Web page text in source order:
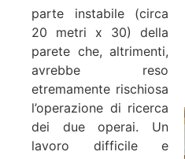
parte instabile (circa
20 metri x 30) della
parete che, altrimenti,
avrebbe reso
etremamente rischiosa
l’operazione di ricerca
dei due operai. Un
lavoro difficile e